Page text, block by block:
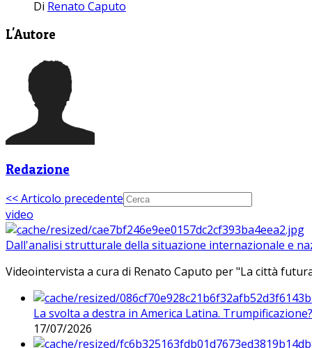
Di Renato Caputo
L'Autore
Redazione
<< Articolo precedente
video
Dall'analisi strutturale della situazione internazionale e
Videointervista a cura di Renato Caputo per "La città
La svolta a destra in America Latina. Trumpificazione?
17/07/2026